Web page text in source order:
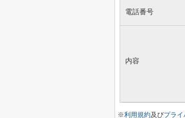
電話番号
内容
※利用規約及びプライ